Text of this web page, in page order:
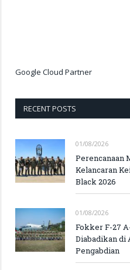
Google Cloud Partner
RECENT POSTS
01/08/2026
Perencanaan
Kelancaran
Black 2026
01/08/2026
Fokker F-27
Diabadikan di
Pengabdian